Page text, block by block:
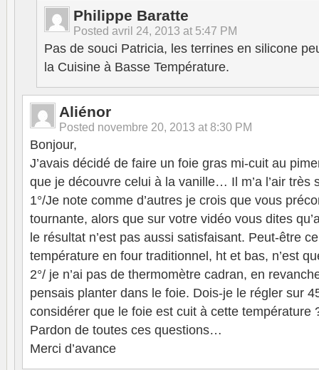
Philippe Baratte
Posted avril 24, 2013 at 5:47 PM
Pas de souci Patricia, les terrines en silicone
la Cuisine à Basse Température.
Aliénor
Posted novembre 20, 2013 at 8:30 PM
Bonjour,
J’avais décidé de faire un foie gras mi-cuit au
que je découvre celui à la vanille… Il m’a l’air très
1°/Je note comme d’autres je crois que vous
tournante, alors que sur votre vidéo vous dites
le résultat n’est pas aussi satisfaisant. Peut-être
température en four traditionnel, ht et bas, n’est
2°/ je n’ai pas de thermomètre cadran, en
pensais planter dans le foie. Dois-je le régler sur
considérer que le foie est cuit à cette température
Pardon de toutes ces questions…
Merci d’avance